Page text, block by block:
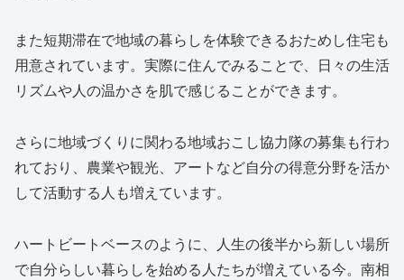
また短期滞在で地域の暮らしを体験できるおためし住宅も
用意されています。実際に住んでみることで、日々の生活
リズムや人の温かさを肌で感じることができます。
さらに地域づくりに関わる地域おこし協力隊の募集も行わ
れており、農業や観光、アートなど自分の得意分野を活か
して活動する人も増えています。
ハートビートベースのように、人生の後半から新しい場所
で自分らしい暮らしを始める人たちが増えている今。南相